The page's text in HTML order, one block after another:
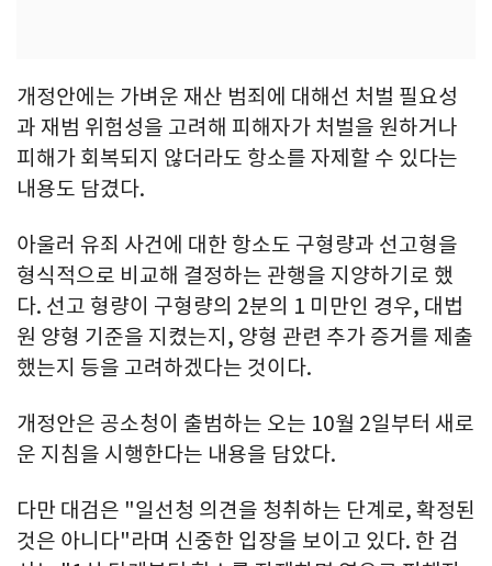
개정안에는 가벼운 재산 범죄에 대해선 처벌 필요성
과 재범 위험성을 고려해 피해자가 처벌을 원하거나
피해가 회복되지 않더라도 항소를 자제할 수 있다는
내용도 담겼다.
아울러 유죄 사건에 대한 항소도 구형량과 선고형을
형식적으로 비교해 결정하는 관행을 지양하기로 했
다. 선고 형량이 구형량의 2분의 1 미만인 경우, 대법
원 양형 기준을 지켰는지, 양형 관련 추가 증거를 제출
했는지 등을 고려하겠다는 것이다.
개정안은 공소청이 출범하는 오는 10월 2일부터 새로
운 지침을 시행한다는 내용을 담았다.
다만 대검은 "일선청 의견을 청취하는 단계로, 확정된
것은 아니다"라며 신중한 입장을 보이고 있다. 한 검